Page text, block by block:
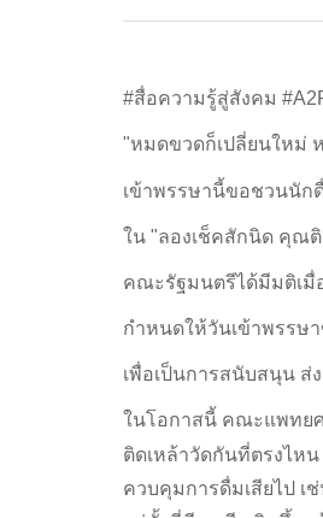
#สื่อความรู้สู่สังคม
"หมดขวดก็เปลี่ยนใหม่
เข้าพรรษานี้ขอชวนนั
ใน "ลองเช็คสักนิด คุณ
คณะรัฐมนตรีได้มีมติเมื่
กำหนดให้วันเข้าพรรษ
เพื่อเป็นการสนับสนุน ส่
ในโอกาสนี้ คณะแพทย
ติดเหล้าวัดกันที่ตรงไห
ควบคุมการดื่มเสียไป เ